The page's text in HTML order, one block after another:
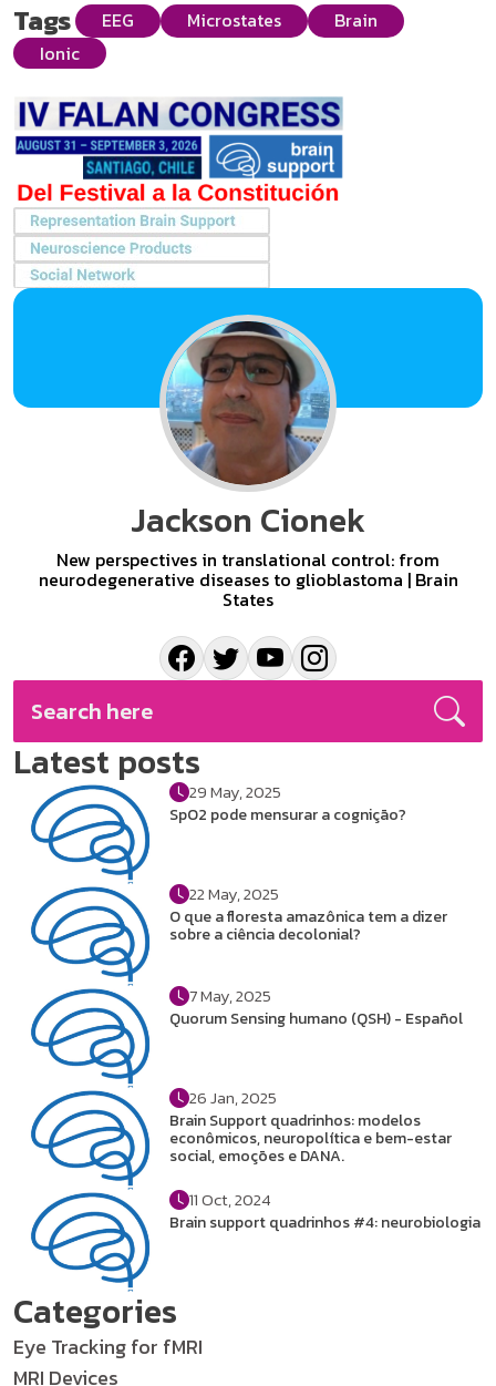
Tags EEG Microstates
Brain
Ionic
Jackson Cionek
New perspectives in translational control: from
neurodegenerative diseases to glioblastoma | Brain
States
Latest posts
29 May, 2025
SpO2 pode mensurar a cognição?
22 May, 2025
O que a floresta amazônica tem a dizer
sobre a ciência decolonial?
7 May, 2025
Quorum Sensing humano (QSH) - Español
26 Jan, 2025
Brain Support quadrinhos: modelos
econômicos, neuropolítica e bem-estar
social, emoções e DANA.
11 Oct, 2024
Brain support quadrinhos #4: neurobiologia
Categories
Eye Tracking for fMRI
MRI Devices